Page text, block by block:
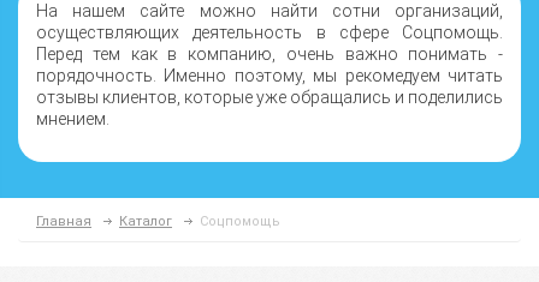
На нашем сайте можно найти сотни организаций,
осуществляющих деятельность в сфере Соцпомощь.
Перед тем как в компанию, очень важно понимать -
порядочность. Именно поэтому, мы рекомедуем читать
отзывы клиентов, которые уже обращались и поделились
мнением.
Главная Каталог Соцпомощь